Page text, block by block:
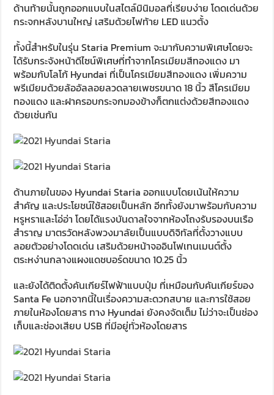
ด้านท้ายนั้นถูกออกแบบในสไตล์มินิมอลที่เรียบง่าย โดดเด่นด้วย
กระจกหลังบานใหญ่ เสริมด้วยไฟท้าย LED แนวตั้ง
ทั้งนี้สำหรับในรุ่น Staria Premium จะมากับความพิเศษโดยจะ
ได้รับกระจังหน้าดีไซน์พิเศษที่ทำจากโครเมียมสีทองแดง มา
พร้อมกับโลโก้ Hyundai ที่เป็นโครเมียมสีทองแดง เพิ่มความ
พรีเมียมด้วยล้ออัลลอยลวดลายเพชรขนาด 18 นิ้ว สีโครเมียม
ทองแดง และฝาครอบกระจกมองข้างก็ตกแต่งด้วยสีทองแดง
ด้วยเช่นกัน
ด้านภายในของ Hyundai Staria ออกแบบโดยเน้นให้ความ
สำคัญ และประโยชน์ใช้สอยเป็นหลัก อีกทั้งยังมาพร้อมกับความ
หรูหราและโอ่อ่า โดยได้แรงบันดาลใจจากห้องโถงรับรองบนเรือ
สำราญ มาตรวัดหลังพวงมาลัยเป็นแบบดิจิทัลที่ตั้งวางแบบ
ลอยตัวอย่างโดดเด่น เสริมด้วยหน้าจออินโฟเทนเมนต์ตั้ง
ตระหง่านกลางแผงแดชบอร์ดขนาด 10.25 นิ้ว
และยังได้ติดตั้งคันเกียร์ไฟฟ้าแบบปุ่ม ที่เหมือนกับคันเกียร์ของ
Santa Fe นอกจากนี้ในเรื่องความสะดวกสบาย และการใช้สอย
ภายในห้องโดยสาร ทาง Hyundai ยังคงจัดเต็ม ไม่ว่าจะเป็นช่อง
เก็บและช่องเสียบ USB ที่มีอยู่ทั่วห้องโดยสาร